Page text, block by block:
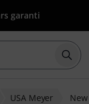
garanti
USA Meyer